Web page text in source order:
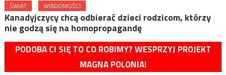
ŚWIAT WIADOMOŚCI
Kanadyjczycy chcą odbierać dzieci rodzicom, którzy
nie godzą się na homopropagandę
PODOBA CI SIĘ TO CO ROBIMY? WESPRZYJ PROJEKT
MAGNA POLONIA!